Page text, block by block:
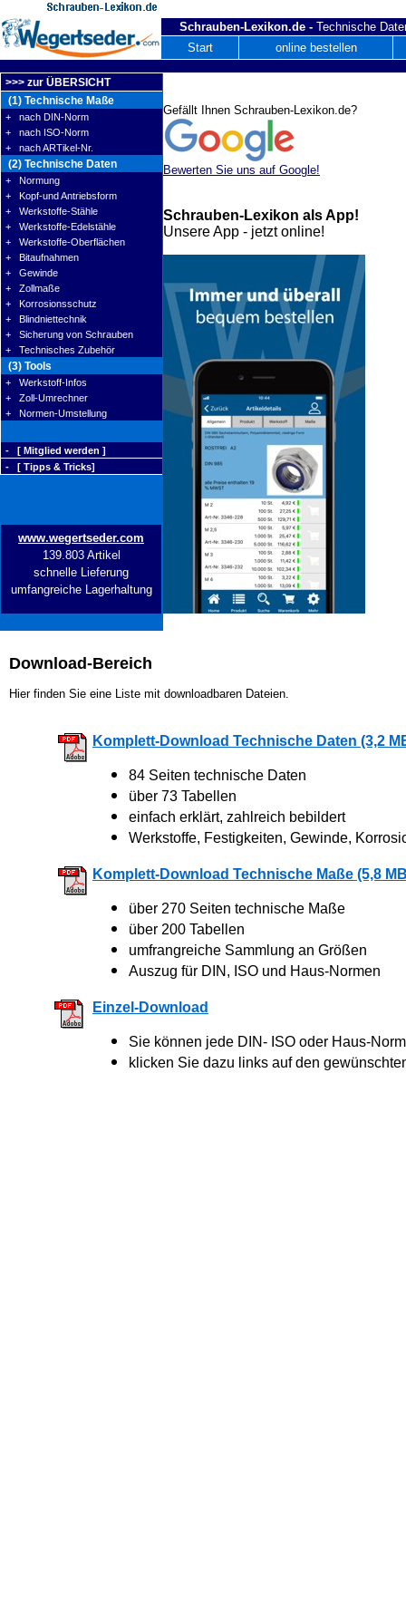
Schrauben-Lexikon.de - Technische
Start
online bestellen
>>> zur ÜBERSICHT
(1) Technische Maße
+ nach DIN-Norm
+ nach ISO-Norm
+ nach ARTikel-Nr.
(2) Technische Daten
+ Normung
+ Kopf-und Antriebsform
+ Werkstoffe-Stähle
+ Werkstoffe-Edelstähle
+ Werkstoffe-Oberflächen
+ Bitaufnahmen
+ Gewinde
+ Zollmaße
+ Korrosionsschutz
+ Blindniettechnik
+ Sicherung von Schrauben
+ Technisches Zubehör
(3) Tools
+ Werkstoff-Infos
+ Zoll-Umrechner
+ Normen-Umstellung
- [ Mitglied werden ]
- [ Tipps & Tricks]
www.wegertseder.com
139.803 Artikel
schnelle Lieferung
umfangreiche Lagerhaltung
Download-Bereich
Hier finden Sie eine Liste mit downloadbaren Dateien.
Komplett-Download Technische Daten (3,2
84 Seiten technische Daten
über 73 Tabellen
einfach erklärt, zahlreich bebildert
Werkstoffe, Festigkeiten, Gewinde,
Komplett-Download Technische Maße (5,8
über 270 Seiten technische Maße
über 200 Tabellen
umfrangreiche Sammlung an Größen
Auszug für DIN, ISO und Haus-Normen
Einzel-Download
Sie können jede DIN- ISO oder Haus-
klicken Sie dazu links auf den
Gefällt Ihnen Schrauben-Lexikon.de?
Bewerten Sie uns auf Google!
Schrauben-Lexikon als App!
Unsere App - jetzt online!